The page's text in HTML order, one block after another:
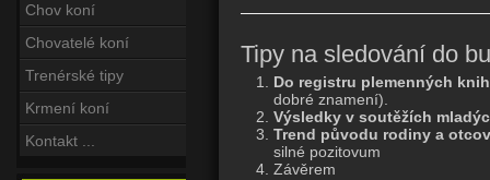
Chov koní
Chovatelé koní
Trenérské tipy
Krmení koní
Kontakt ...
Tipy na sledování do
Do registru plemenných knih
dobré znamení).
Výsledky v soutěžích
Trend původu rodiny a
silné pozitovum
Závěrem